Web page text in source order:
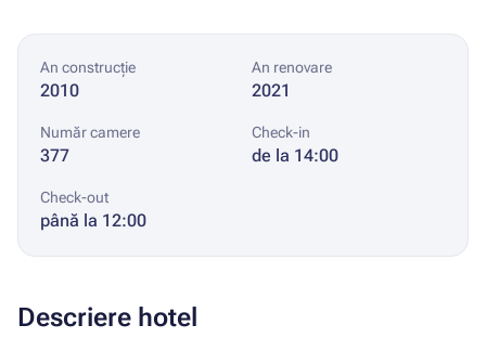
An construcție
2010
An renovare
2021
Număr camere
377
Check-in
de la 14:00
Check-out
până la 12:00
Descriere hotel